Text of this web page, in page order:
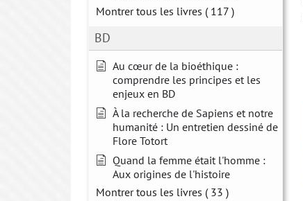
Montrer tous les livres ( 117 )
BD
Au cœur de la bioéthique :
comprendre les principes et les
enjeux en BD
À la recherche de Sapiens et notre
humanité : Un entretien dessiné de
Flore Totort
Quand la femme était l'homme :
Aux origines de l'histoire
Montrer tous les livres ( 33 )